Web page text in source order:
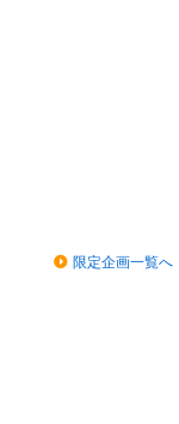
限定企画一覧へ